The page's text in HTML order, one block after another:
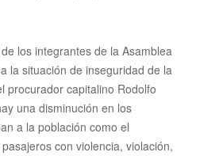
los integrantes de la Asamblea
la situación de inseguridad de la
procuradorcapitalino Rodolfo
una disminución en los
a la población como el
con violencia, violación,